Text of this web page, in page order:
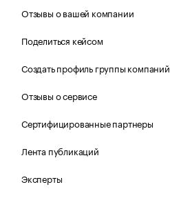
Отзывы о вашей компании
Поделиться кейсом
Создать профиль группы компаний
Отзывы о сервисе
Сертифицированные партнеры
Лента публикаций
Эксперты